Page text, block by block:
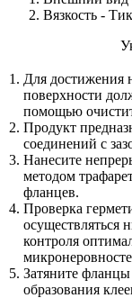
Вязкость -
Для достижения
поверхности
помощью
Продукт
соединений с
Нанесите
методом
фланцев.
Проверка
осуществляться
контроля
Затяните фланцы
образования